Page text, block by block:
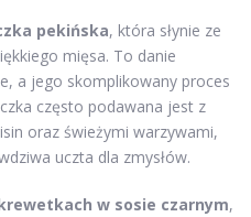
pekińska, która słynie ze
mięsa. To danie
a jego skomplikowany proces
często podawana jest z
oraz świeżymi warzywami,
uczta dla zmysłów.
w sosie czarnym,